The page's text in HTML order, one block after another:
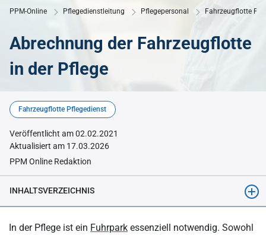
PPM-Online Pflegedienstleitung Pflegepersonal Fahrzeugflotte
Abrechnung der Fahrzeugflotte
in der Pflege
© KI-generiert mit Midjourney
Fahrzeugflotte Pflegedienst
Veröffentlicht am 02.02.2021
Aktualisiert am 17.03.2026
PPM Online Redaktion
INHALTSVERZEICHNIS
Fuhrpark
In der Pflege ist ein Fuhrpark essenziell notwendig. Sowohl